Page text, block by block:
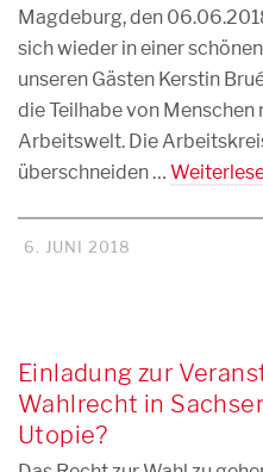
Magdeburg, den
sich wieder in einer
unseren Gästen Kerstin
die Teilhabe von
Arbeitswelt. Die
überschneiden …
6. JUNI 2018
Einladung zur
Wahlrecht in
Utopie?